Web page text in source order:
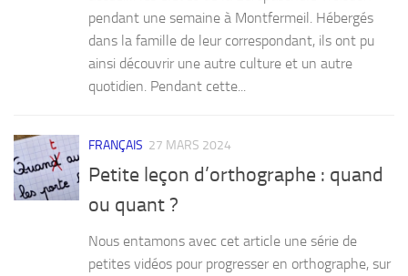
pendant une semaine à Montfermeil. Hébergés
dans la famille de leur correspondant, ils ont pu
ainsi découvrir une autre culture et un autre
quotidien. Pendant cette...
FRANÇAIS 27 MARS 2024
Petite leçon d’orthographe : quand
ou quant ?
Nous entamons avec cet article une série de
petites vidéos pour progresser en orthographe, sur